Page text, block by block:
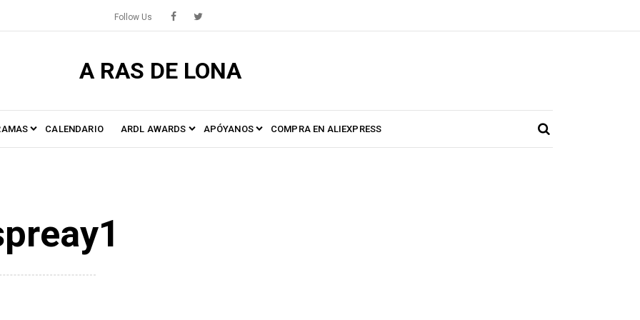
Follow Us
A RAS DE LONA
CALENDARIO ARDL AWARDS APÓYANOS COMPRA EN ALIEXPRESS